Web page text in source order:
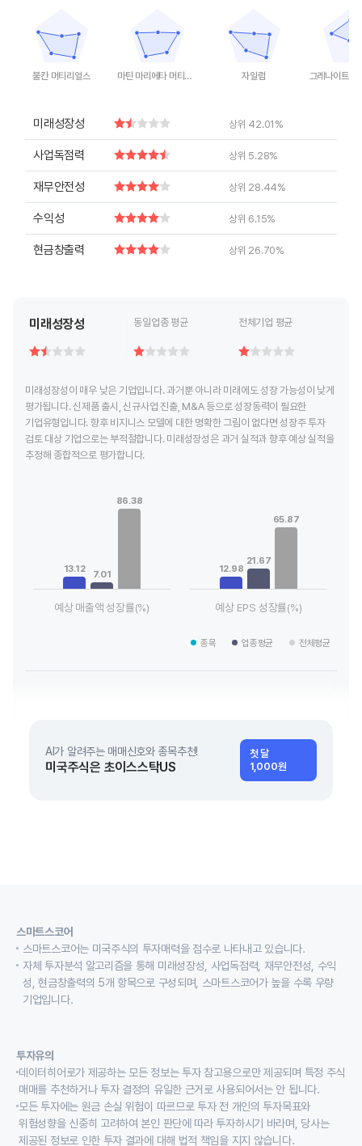
The chart has 1 Y axis displaying values. Data ranges from 15
불칸 머티리얼스
The chart has 1 X axis displaying categories.
The chart has 1 Y axis displaying values.
마틴 마리에타 머티리얼스
The chart has 1 X axis
The chart has 1 Y axis
자일럼
The
The
미래성장성 상위 42.01%
사업독점력 상위 5.28%
재무안전성 상위 28.44%
수익성 상위 6.15%
현금창출력 상위 26.70%
미래성장성 동일업종 평균 전체기업 평균
미래성장성이 매우 낮은 기업입니다. 과거뿐 아니라 미래에도 성장 가능성이 낮게
평가됩니다. 신제품 출시, 신규사업 진출, M&A 등으로 성장동력이 필요한
기업유형입니다. 향후 비지니스 모델에 대한 명확한 그림이 없다면 성장주 투자
검토 대상 기업으로는 부적절합니다. 미래성장성은 과거 실적과 향후 예상 실적을
추정해 종합적으로 평가합니다.
View as data table, Chart
13.12 7.01
86.38
예상 매출액 성장률(%)
The chart has 1 X axis
12.98
21.67
65.87
예상 EPS 성장률(%)
종목 업종평균 전체평균
AI가 알려주는 매매신호와 종목추천!
미국주식은 초이스스탁US
첫 달
1,000원
스마트스코어
스마트스코어는 미국주식의 투자매력을 점수로 나타내고 있습니다.
자체 투자분석 알고리즘을 통해 미래성장성, 사업독점력, 재무안전성, 수익
성, 현금창출력의 5개 항목으로 구성되며, 스마트스코어가 높을 수록 우량
기업입니다.
투자유의
데이터히어로가 제공하는 모든 정보는 투자 참고용으로만 제공되며 특정 주식
매매를 추천하거나 투자 결정의 유일한 근거로 사용되어서는 안 됩니다.
모든 투자에는 원금 손실 위험이 따르므로 투자 전 개인의 투자목표와
위험성향을 신중히 고려하여 본인 판단에 따라 투자하시기 바라며, 당사는
제공된 정보로 인한 투자 결과에 대해 법적 책임을 지지 않습니다.